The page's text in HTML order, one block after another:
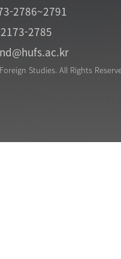
2786~2791
2785
Studies. All Rights